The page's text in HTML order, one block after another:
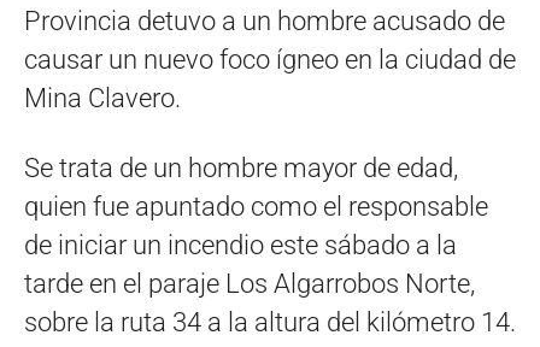
Provincia detuvo a un hombre acusado de
causar un nuevo foco ígneo en la ciudad de
Mina Clavero.
Se trata de un hombre mayor de edad,
quien fue apuntado como el responsable
de iniciar un incendio este sábado a la
tarde en el paraje Los Algarrobos Norte,
sobre la ruta 34 a la altura del kilómetro 14.